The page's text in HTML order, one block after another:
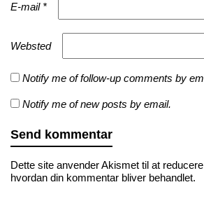
E-mail *
Websted
Notify me of follow-up comments by
Notify me of new posts by email.
Dette site anvender Akismet til at
hvordan din kommentar bliver behandlet.